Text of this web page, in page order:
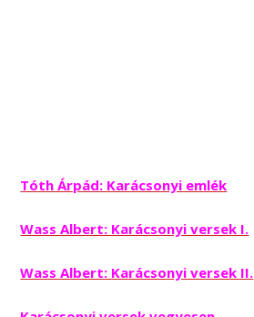
Tóth Árpád: Karácsonyi emlék
Wass Albert: Karácsonyi versek I.
Wass Albert: Karácsonyi versek II.